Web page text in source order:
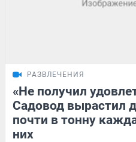
РАЗВЛЕЧЕНИЯ
«Не получил
Садовод вырастил
почти в тонну
них